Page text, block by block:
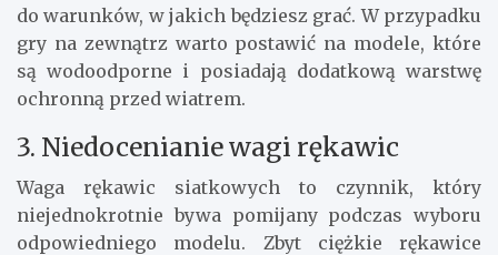
do warunków, w jakich będziesz grać. W przypadku
gry na zewnątrz warto postawić na modele, które
są wodoodporne i posiadają dodatkową warstwę
ochronną przed wiatrem.
3. Niedocenianie wagi rękawic
Waga rękawic siatkowych to czynnik, który
niejednokrotnie bywa pomijany podczas wyboru
odpowiedniego modelu. Zbyt ciężkie rękawice